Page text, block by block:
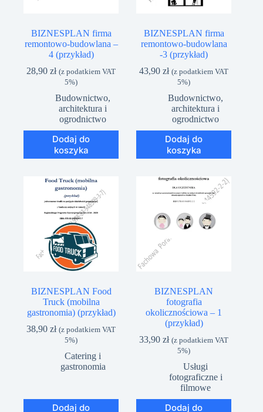
BIZNESPLAN firma
remontowo-budowlana –
4 (przykład)
28,90zł (z podatkiem VAT
5%)
Budownictwo,
architektura i
ogrodnictwo
Dodaj do
koszyka
BIZNESPLAN firma
remontowo-budowlana
-3 (przykład)
43,90zł (z podatkiem VAT
5%)
Budownictwo,
architektura i
ogrodnictwo
Dodaj do
koszyka
BIZNESPLAN Food
Truck (mobilna
gastronomia) (przykład)
38,90zł (z podatkiem VAT
5%)
Catering i
gastronomia
Dodaj do
BIZNESPLAN
fotografia
okolicznościowa – 1
(przykład)
33,90zł (z podatkiem VAT
5%)
Usługi
fotograficzne i
filmowe
Dodaj do